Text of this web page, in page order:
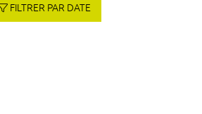
FILTRER PAR DATE